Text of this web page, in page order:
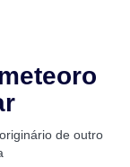
de outro